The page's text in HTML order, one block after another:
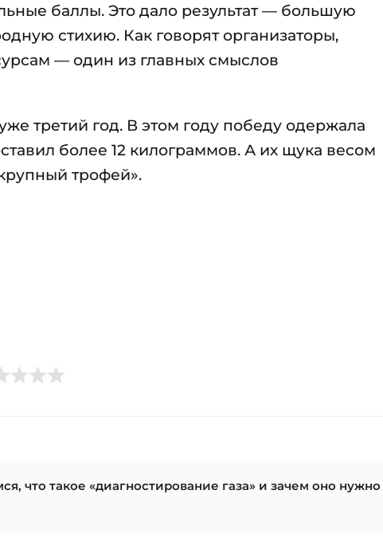
баллы. Это дало результат — большую
стихию. Как говорят организаторы,
— один из главных смыслов
третий год. В этом году победу одержала
более 12 килограммов. А их щука весом
трофей».
что такое «диагностирование газа» и зачем оно нужно